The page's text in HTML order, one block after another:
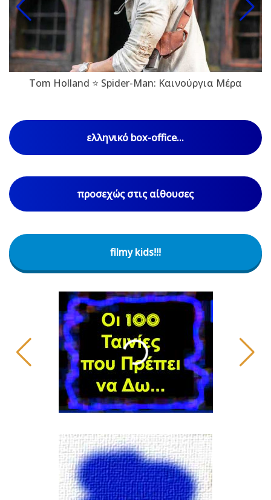
Tom Holland ⭐ Spider-Man: Καινούργια Μέρα
ελληνικό box-office...
προσεχώς στις αίθουσες
filmy kids!!!